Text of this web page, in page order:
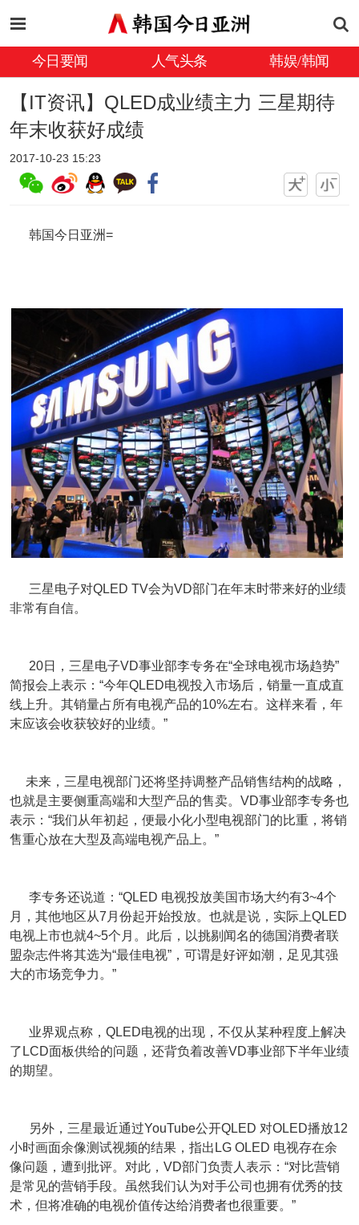
今日要闻 人气头条 韩娱/韩闻
【IT资讯】QLED成业绩主力 三星期待
年末收获好成绩
2017-10-23 15:23
韩国今日亚洲=
三星电子对QLED TV会为VD部门在年末时带来好的业绩
非常有自信。
20日，三星电子VD事业部李专务在“全球电视市场趋势”
简报会上表示：“今年QLED电视投入市场后，销量一直成直
线上升。其销量占所有电视产品的10%左右。这样来看，年
末应该会收获较好的业绩。”
未来，三星电视部门还将坚持调整产品销售结构的战略，
也就是主要侧重高端和大型产品的售卖。VD事业部李专务也
表示：“我们从年初起，便最小化小型电视部门的比重，将销
售重心放在大型及高端电视产品上。”
李专务还说道：“QLED 电视投放美国市场大约有3~4个
月，其他地区从7月份起开始投放。也就是说，实际上QLED
电视上市也就4~5个月。此后，以挑剔闻名的德国消费者联
盟杂志件将其选为“最佳电视”，可谓是好评如潮，足见其强
大的市场竞争力。”
业界观点称，QLED电视的出现，不仅从某种程度上解决
了LCD面板供给的问题，还背负着改善VD事业部下半年业绩
的期望。
另外，三星最近通过YouTube公开QLED 对OLED播放12
小时画面余像测试视频的结果，指出LG OLED 电视存在余
像问题，遭到批评。对此，VD部门负责人表示：“对比营销
是常见的营销手段。虽然我们认为对手公司也拥有优秀的技
术，但将准确的电视价值传达给消费者也很重要。”